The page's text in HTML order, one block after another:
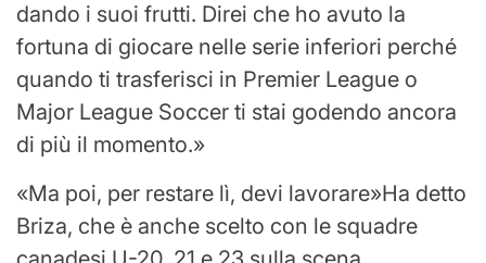
dando i suoi frutti. Direi che ho avuto la
fortuna di giocare nelle serie inferiori perché
quando ti trasferisci in Premier League o
Major League Soccer ti stai godendo ancora
di più il momento.
Ma poi, per restare lì, devi lavorare Ha detto
Briza, che è anche scelto con le squadre